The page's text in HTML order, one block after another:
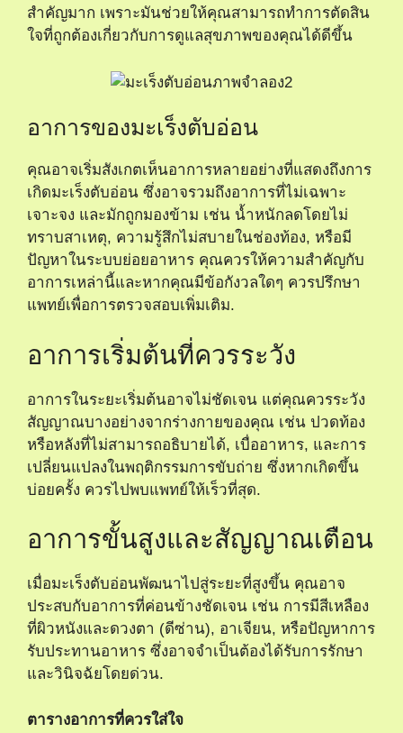
สำคัญมาก เพราะมันช่วยให้คุณสามารถทำการตัดสิน
ใจที่ถูกต้องเกี่ยวกับการดูแลสุขภาพของคุณได้ดีขึ้น
อาการของมะเร็งตับอ่อน
คุณอาจเริ่มสังเกตเห็นอาการหลายอย่างที่แสดงถึงการ
เกิดมะเร็งตับอ่อน ซึ่งอาจรวมถึงอาการที่ไม่เฉพาะ
เจาะจง และมักถูกมองข้าม เช่น น้ำหนักลดโดยไม่
ทราบสาเหตุ, ความรู้สึกไม่สบายในช่องท้อง, หรือมี
ปัญหาในระบบย่อยอาหาร คุณควรให้ความสำคัญกับ
อาการเหล่านี้และหากคุณมีข้อกังวลใดๆ ควรปรึกษา
แพทย์เพื่อการตรวจสอบเพิ่มเติม.
อาการเริ่มต้นที่ควรระวัง
อาการในระยะเริ่มต้นอาจไม่ชัดเจน แต่คุณควรระวัง
สัญญาณบางอย่างจากร่างกายของคุณ เช่น ปวดท้อง
หรือหลังที่ไม่สามารถอธิบายได้, เบื่ออาหาร, และการ
เปลี่ยนแปลงในพฤติกรรมการขับถ่าย ซึ่งหากเกิดขึ้น
บ่อยครั้ง ควรไปพบแพทย์ให้เร็วที่สุด.
อาการขั้นสูงและสัญญาณเตือน
เมื่อมะเร็งตับอ่อนพัฒนาไปสู่ระยะที่สูงขึ้น คุณอาจ
ประสบกับอาการที่ค่อนข้างชัดเจน เช่น การมีสีเหลือง
ที่ผิวหนังและดวงตา (ดีซ่าน), อาเจียน, หรือปัญหาการ
รับประทานอาหาร ซึ่งอาจจำเป็นต้องได้รับการรักษา
และวินิจฉัยโดยด่วน.
ตารางอาการที่ควรใส่ใจ